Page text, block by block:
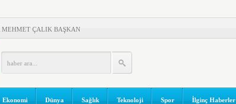
MEHMET ÇALIK BAŞKAN
sona yenilendi
Eşiğinde
Ekonomi Dünya Sağlık Teknoloji Spor İlginç Haberler